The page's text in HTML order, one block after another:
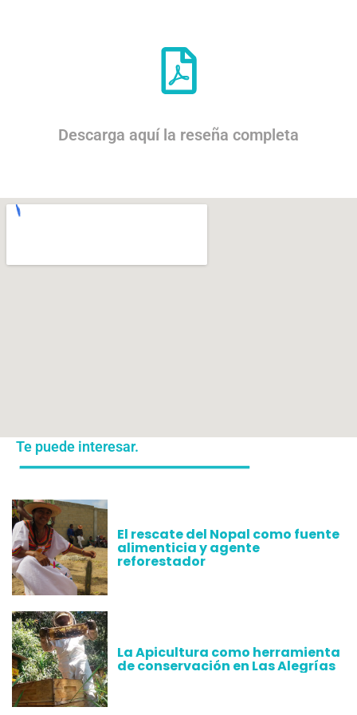
Descarga aquí la reseña completa
Te puede interesar.
El rescate del Nopal como fuente
alimenticia y agente
reforestador
La Apicultura como herramienta
de conservación en Las Alegrías